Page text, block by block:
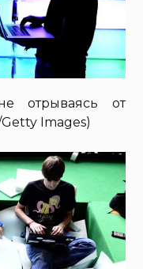
отрываясь от
Getty Images)